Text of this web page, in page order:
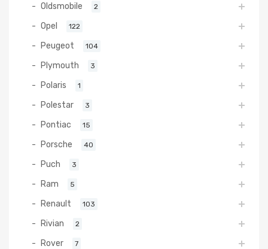
Oldsmobile 2
Opel 122
Peugeot 104
Plymouth 3
Polaris 1
Polestar 3
Pontiac 15
Porsche 40
Puch 3
Ram 5
Renault 103
Rivian 2
Rover 7